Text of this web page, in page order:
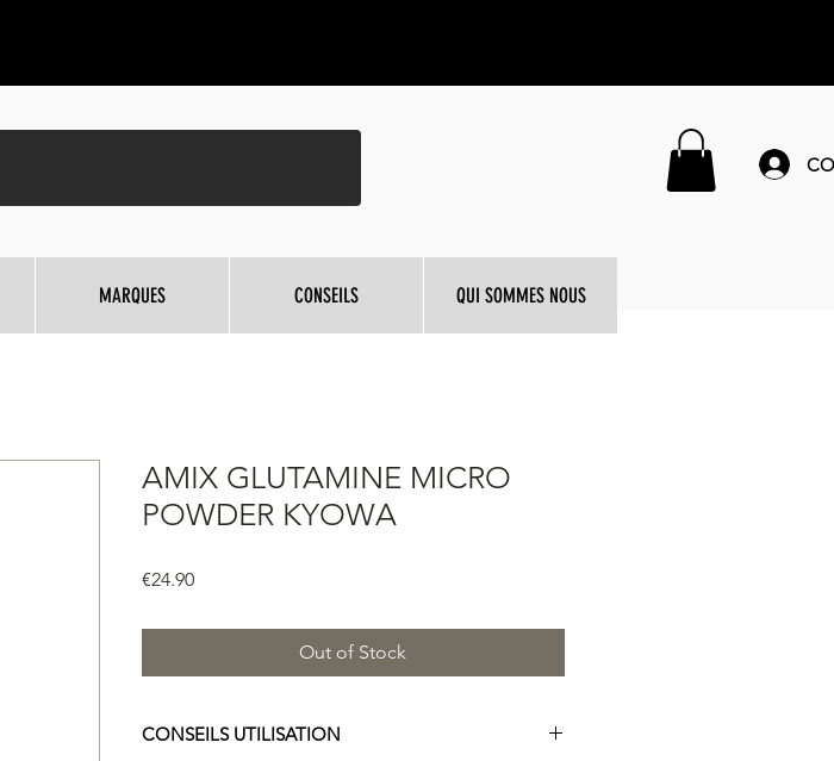
AMIX GLUTAMINE MICRO
POWDER KYOWA
€24.90Price
Out of Stock
CONSEILS UTILISATION
MARQUES CONSEILS QUI SOMMES NOUS